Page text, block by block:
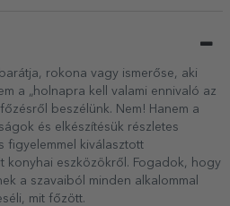
rokona vagy ismerőse, aki
a „holnapra kell valami ennivaló az
beszélünk. Nem! Hanem a
és elkészítésük részletes
figyelemmel kiválasztott
konyhai eszközökről. Fogadok, hogy
a szavaiból minden alkalommal
mit főzött.